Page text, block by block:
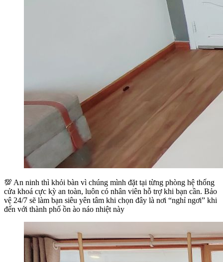
💯 An ninh thì khỏi bàn vì chúng mình đặt tại từng phòng hệ thống
cửa khoá cực kỳ an toàn, luôn có nhân viên hỗ trợ khi bạn cần. Bảo
vệ 24/7 sẽ làm bạn siêu yên tâm khi chọn đây là nơi “nghỉ ngơi” khi
đến với thành phố ồn ào náo nhiệt này